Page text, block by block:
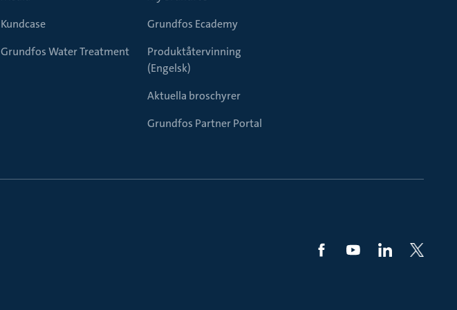
Kundcase
Grundfos Water Treatment
Grundfos Ecademy
Produktåtervinning
(Engelsk)
Aktuella broschyrer
Grundfos Partner Portal